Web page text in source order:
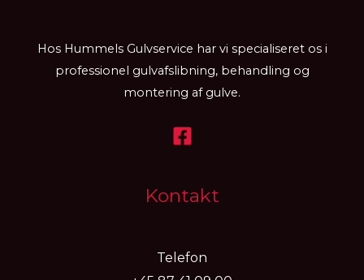
Hos Hummels Gulvservice har vi specialiseret os i
professionel gulvafslibning, behandling og
montering af gulve.
Kontakt
Telefon